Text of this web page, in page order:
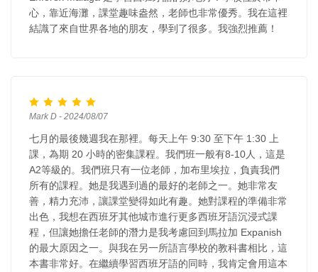
心，靠近海灘，課堂趣味盎然，老師也非常優秀。我在這裡
結識了來自世界各地的朋友，學到了很多。我強烈推薦！
Mark D - 2024/08/07
七月的最後幾週我在那裡。每天上午 9:30 至下午 1:30 上
課，為期 20 小時的密集課程。我們班一般有8-10人，這是
A2等級的。我們班只有一位老師，加布里埃拉，負責我們
所有的課程。她是我遇到過的最好的老師之一。她非常友
善，精力充沛，讓課堂變得如此有趣。她對課程的準備非常
出色，我想在西班牙其他城市進行更多西班牙語沉浸式課
程，但讓她擔任老師的潛力是我考慮回到馬拉加 Expanish
的最大原因之一。與我在另一所語言學校的教科書相比，這
本書非常好。在繼續學習西班牙語的同時，我肯定會用這本